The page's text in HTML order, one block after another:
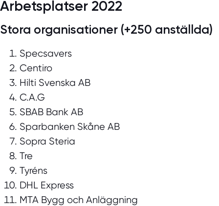
Arbetsplatser 2022
Stora organisationer (+250 anställda)
Specsavers
Centiro
Hilti Svenska AB
C.A.G
SBAB Bank AB
Sparbanken Skåne AB
Sopra Steria
Tre
Tyréns
DHL Express
MTA Bygg och Anläggning